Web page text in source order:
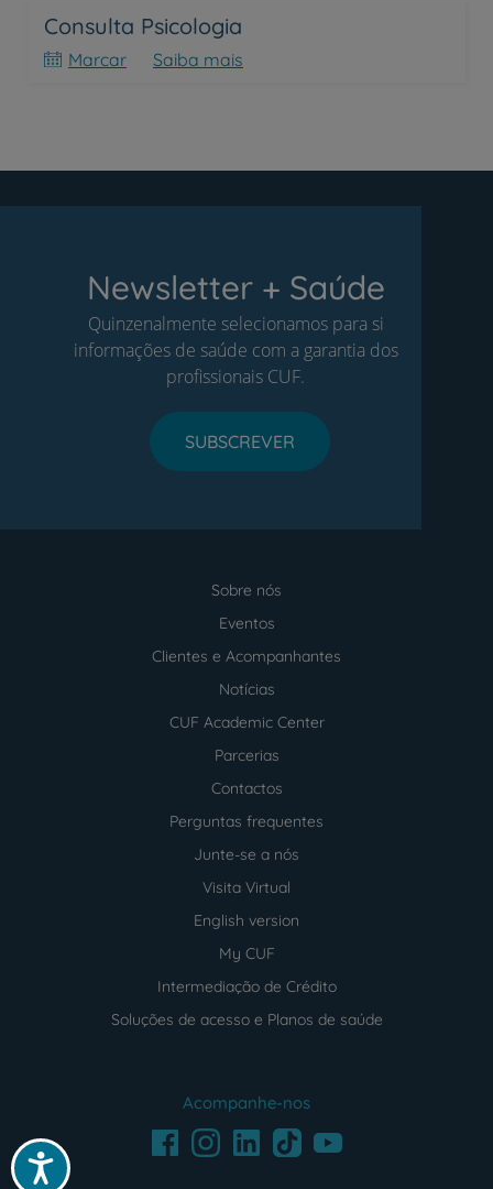
Acessibilidade
Consulta Psicologia
Marcar Saiba mais
Newsletter + Saúde
Quinzenalmente selecionamos para si
informações de saúde com a garantia dos
profissionais CUF.
SUBSCREVER
Sobre nós
Eventos
Clientes e Acompanhantes
Notícias
CUF Academic Center
Parcerias
Contactos
Perguntas frequentes
Junte-se a nós
Visita Virtual
English version
My CUF
Intermediação de Crédito
Soluções de acesso e Planos de saúde
Acompanhe-nos
FacebookInstagramLinkedInTikTokYoutube